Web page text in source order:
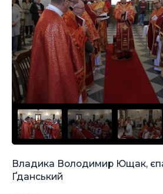
Владика Володимир Ющак,
Ґданський